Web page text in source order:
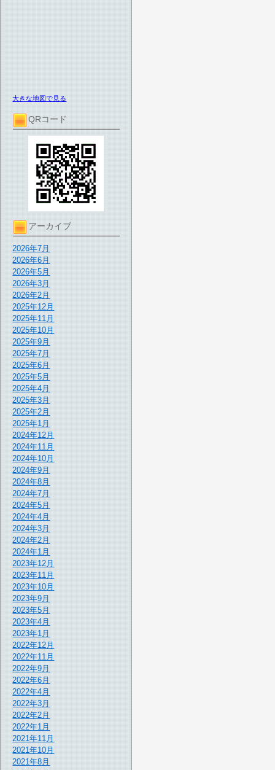
大きな地図で見る
QRコード
アーカイブ
2026年7月
2026年6月
2026年5月
2026年3月
2026年2月
2025年12月
2025年11月
2025年10月
2025年9月
2025年7月
2025年6月
2025年5月
2025年4月
2025年3月
2025年2月
2025年1月
2024年12月
2024年11月
2024年10月
2024年9月
2024年8月
2024年7月
2024年5月
2024年4月
2024年3月
2024年2月
2024年1月
2023年12月
2023年11月
2023年10月
2023年9月
2023年5月
2023年4月
2023年1月
2022年12月
2022年11月
2022年9月
2022年6月
2022年4月
2022年3月
2022年2月
2022年1月
2021年11月
2021年10月
2021年8月